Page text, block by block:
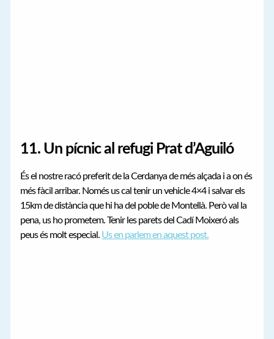
11. Un pícnic al refugi Prat d’Aguiló
És el nostre racó preferit de la Cerdanya de més alçada i a on és
més fàcil arribar. Només us cal tenir un vehicle 4×4 i salvar els
15km de distància que hi ha del poble de Montellà. Però val la
pena, us ho prometem. Tenir les parets del Cadí Moixeró als
peus és molt especial. Us en parlem en aquest post.